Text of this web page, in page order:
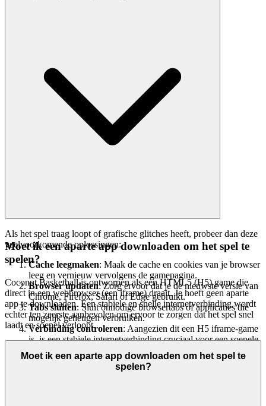
Als het spel traag loopt of grafische glitches heeft, probeer dan deze
veelvoorkomende oplossingen:
Cache leegmaken: Maak de cache en cookies van je browser
leeg en vernieuw vervolgens de gamepagina.
Browser updaten: Zorg ervoor dat je de nieuwste versie van
Chrome, Firefox, Safari of Edge gebruikt.
Tabs sluiten: Sluit onnodige browsertabs of applicaties die
mogelijk geheugen verbruiken.
Verbinding controleren: Aangezien dit een H5 iframe-game
is, is een stabiele internetverbinding cruciaal voor een soepele
laadtijd.
Moet ik een aparte app downloaden om het spel te
spelen?
Coconut Basketball is ontworpen als een HTML5 (H5) game die
direct in een webbrowser (een iframe) draait. Je hoeft geen aparte
app te downloaden. Een stabiele en snelle internetverbinding wordt
echter ten zeerste aanbevolen om ervoor te zorgen dat het spel snel
laadt en soepel verloopt.
Moet ik een aparte app downloaden om het spel te
spelen?